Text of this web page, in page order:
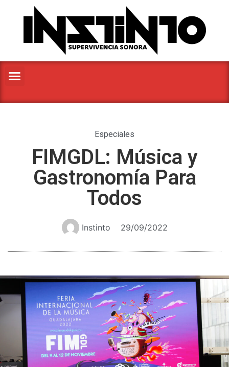
Especiales
FIMGDL: Música y
Gastronomía Para
Todos
Instinto 29/09/2022